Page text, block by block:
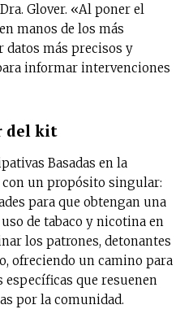
Glover. «Al poner el
manos de los más
datos más precisos y
informar intervenciones
del kit
Basadas en la
con un propósito singular:
para que obtengan una
de tabaco y nicotina en
los patrones, detonantes
ofreciendo un camino para
que resuenen
por la comunidad.